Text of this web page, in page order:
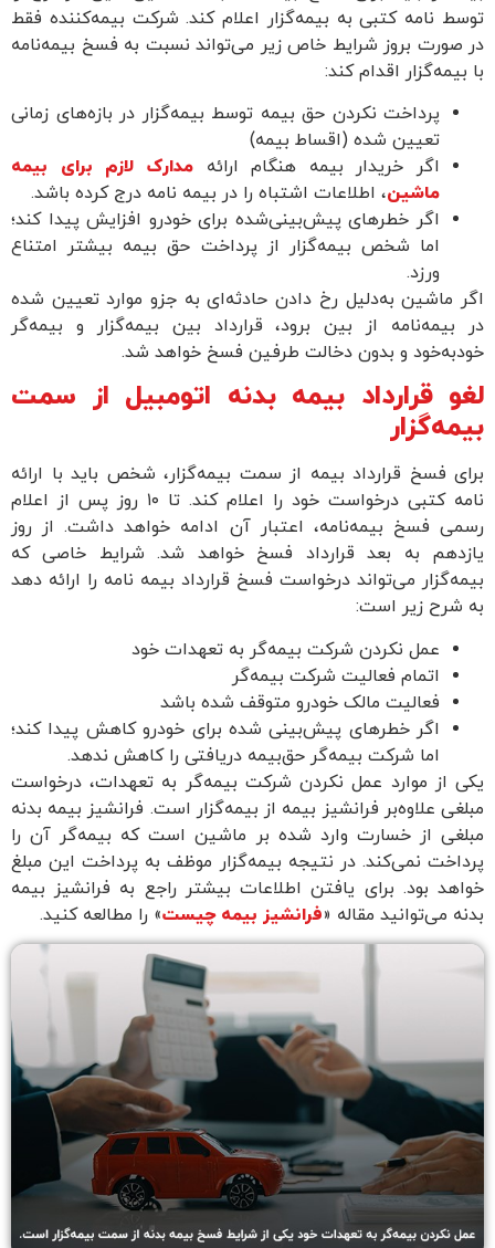
نامه کتبی به بیمه‌گزار اعلام کند. شرکت بیمه‌کننده فقط
صورت بروز شرایط خاص زیر می‌تواند نسبت به فسخ بیمه‌نامه
اقدام کند:
پرداخت نکردن حق بیمه توسط بیمه‌گزار در بازه‌های زمانی
تعیین شده (اقساط بیمه)
اگر خریدار بیمه هنگام ارائهمدارک لازم برای بیمه
ماشین، اطلاعات اشتباه را در بیمه نامه درج کرده باشد.
اگر خطرهای پیش‌بینی‌شده برای خودرو افزایش پیدا کند؛
اما شخص بیمه‌گزار از پرداخت حق بیمه بیشتر امتناع
ورزد.
ماشین به‌دلیل رخ دادن حادثه‌ای به جزو موارد تعیین شده
بیمه‌نامه از بین برود، قرارداد بین بیمه‌گزار و بیمه‌گر
و بدون دخالت طرفین فسخ خواهد شد.
قرارداد بیمه بدنه اتومبیل از سمت
فسخ قرارداد بیمه از سمت بیمه‌گزار، شخص باید با ارائه
نامه کتبی درخواست خود را اعلام کند. تا ۱۰ روز پس از اعلام
فسخ بیمه‌نامه، اعتبار آن ادامه خواهد داشت. از روز
به بعد قرارداد فسخ خواهد شد. شرایط خاصی که
می‌تواند درخواست فسخ قرارداد بیمه نامه را ارائه دهد
شرح زیر است:
عمل نکردن شرکت بیمه‌گر به تعهدات خود
اتمام فعالیت شرکت بیمه‌گر
فعالیت مالک خودرو متوقف شده باشد
اگر خطرهای پیش‌بینی شده برای خودرو کاهش پیدا کند؛
اما شرکت بیمه‌گر حق‌بیمه دریافتی را کاهش ندهد.
از موارد عمل نکردن شرکت بیمه‌گر به تعهدات، درخواست
علاوه‌بر فرانشیز بیمه از بیمه‌گزار است. فرانشیز بیمه بدنه
از خسارت وارد شده بر ماشین است که بیمه‌گر آن را
نمی‌کند. در نتیجه بیمه‌گزار موظف به پرداخت این مبلغ
بود. برای یافتن اطلاعات بیشتر راجع به فرانشیز بیمه
می‌توانید مقاله «فرانشیز بیمه چیست» را مطالعه کنید.